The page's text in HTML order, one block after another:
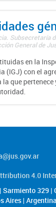
Subsecretaría
General de
en la
(IGJ) con el
que pertenece
4.0
329 |
Aires | Argentina